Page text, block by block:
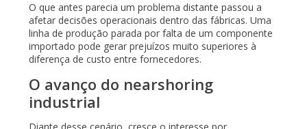
O que antes parecia um problema distante passou a
afetar decisões operacionais dentro das fábricas. Uma
linha de produção parada por falta de um componente
importado pode gerar prejuízos muito superiores à
diferença de custo entre fornecedores.
O avanço do nearshoring
industrial